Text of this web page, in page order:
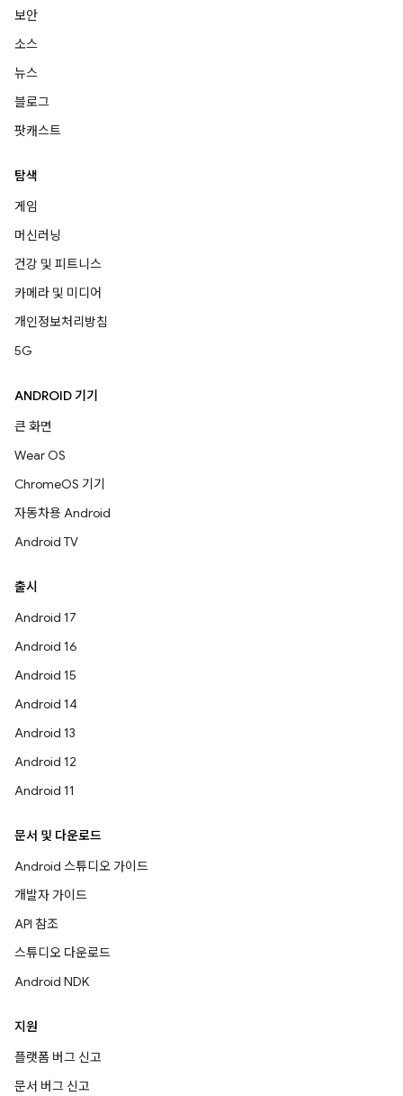
보안
소스
뉴스
블로그
팟캐스트
탐색
게임
머신러닝
건강 및 피트니스
카메라 및 미디어
개인정보처리방침
5G
ANDROID 기기
큰 화면
Wear OS
ChromeOS 기기
자동차용 Android
Android TV
출시
Android 17
Android 16
Android 15
Android 14
Android 13
Android 12
Android 11
문서 및 다운로드
Android 스튜디오 가이드
개발자 가이드
API 참조
스튜디오 다운로드
Android NDK
지원
플랫폼 버그 신고
문서 버그 신고